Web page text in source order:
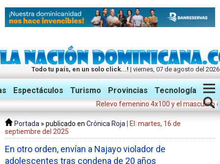
Todo tu país, en un solo click...! | viernes, 07 de agosto del 2026
Twitter Facebook Instagram
Espectáculos Turismo Provincias Tecnología
Relevo femenino 4x100 y el masculino dan
Portada » publicado en Crónica Roja
| El: martes, 16 de
septiembre del 2025
En otro orden, envían a Najayo violador de
adolescentes tras condena de 20 años